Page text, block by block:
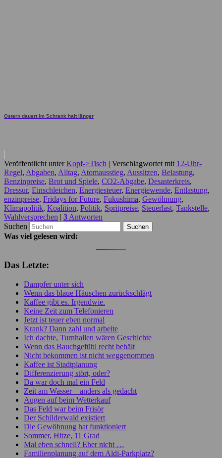
Ostern dauert im Schrank halt länger
Veröffentlicht unter Kopf->Tisch | Verschlagwortet mit 12-Uhr-
Regel, Abgaben, Alltag, Atomausstieg, Aussitzen, Belastung,
Benzinpreise, Brot und Spiele, CO2-Abgabe, Desasterkreis,
Dressur, Einschleichen, Energiesteuer, Energiewende, Entlastung,
enzinpreise, Fridays for Future, Fukushima, Gewöhnung,
Klimapolitik, Koalition, Politik, Spritpreise, Steuerlast, Tankstelle,
Wahlversprechen | 3 Antworten
Suchen
Was viel gelesen wird:
Das Letzte:
Dampfer unter sich
Wenn das blaue Häuschen zurückschlägt
Kaffee gibt es. Irgendwie.
Keine Zeit zum Telefonieren
Jetzt ist teuer eben normal
Krank? Dann zahl und arbeite
Ich dachte, Turnhallen wären Geschichte
Wenn das Bauchgefühl recht behält
Nicht bekommen ist nicht weggenommen
Kaffee ist Stadtplanung
Differenzierung stört, oder?
Da war doch mal ein Feld
Zeit am Wasser – anders als gedacht
Augen auf beim Wetterkauf
Das Feld war beim Frisör
Der Schilderwald existiert
Die Gewöhnung hat funktioniert
Sommer, Hitze, 11 Grad
Mal eben schnell? Eher nicht …
Familienplanung auf dem Aldi-Parkplatz?